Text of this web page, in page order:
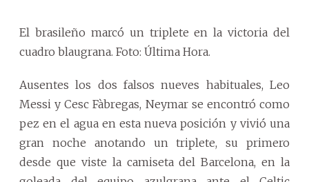
El brasileño marcó un triplete en la victoria del
cuadro blaugrana. Foto: Última Hora.
Ausentes los dos falsos nueves habituales, Leo
Messi y Cesc Fàbregas, Neymar se encontró como
pez en el agua en esta nueva posición y vivió una
gran noche anotando un triplete, su primero
desde que viste la camiseta del Barcelona, en la